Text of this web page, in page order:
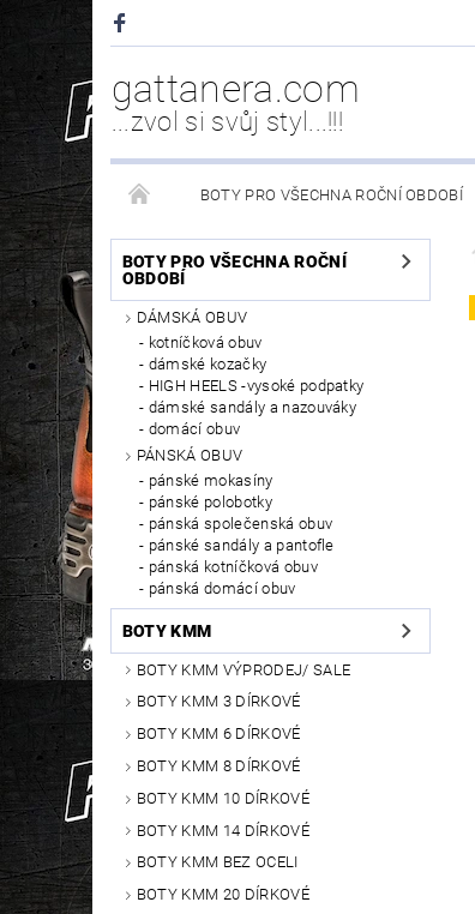
gattanera.com
...zvol si svůj styl...!!!
BOTY PRO VŠECHNA ROČNÍ OBDOBÍ
NEW ROCK DOPLŇKY/NÁHRADNÍ DÍLY
PÉČE O OBUV
BOTY PRO VŠECHNA ROČNÍ
OBDOBÍ
DÁMSKÁ OBUV
kotníčková obuv
dámské kozačky
HIGH HEELS -vysoké podpatky
dámské sandály a nazouváky
domácí obuv
PÁNSKÁ OBUV
pánské mokasíny
pánské polobotky
pánská společenská obuv
pánské sandály a pantofle
pánská kotníčková obuv
pánská domácí obuv
BOTY KMM
BOTY KMM VÝPRODEJ/ SALE
BOTY KMM 3 DÍRKOVÉ
BOTY KMM 6 DÍRKOVÉ
BOTY KMM 8 DÍRKOVÉ
BOTY KMM 10 DÍRKOVÉ
BOTY KMM 14 DÍRKOVÉ
BOTY KMM BEZ OCELI
BOTY KMM 20 DÍRKOVÉ